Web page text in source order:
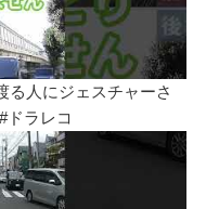
る人にジェスチャーさ
ドラレコ